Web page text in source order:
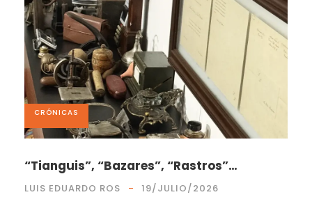
CRÓNICAS
“Tianguis”, “Bazares”, “Rastros”…
LUIS EDUARDO ROS 19/JULIO/2026